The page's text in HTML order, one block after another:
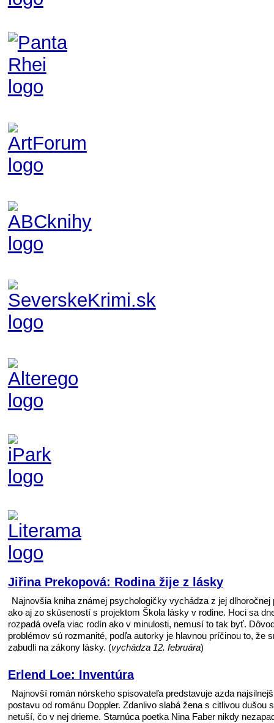
Jiřina Prekopová: Rodina žije z lásky
Najnovšia kniha známej psychologičky vychádza z jej dlhoročnej
ako aj zo skúseností s projektom Škola lásky v rodine. Hoci sa
rozpadá oveľa viac rodín ako v minulosti, nemusí to tak byť.
problémov sú rozmanité, podľa autorky je hlavnou príčinou to, že
zabudli na zákony lásky. (vychádza 12. februára)
Erlend Loe: Inventúra
Najnovší román nórskeho spisovateľa predstavuje azda
postavu od románu Doppler. Zdanlivo slabá žena s citlivou dušou
netuší, čo v nej drieme. Starnúca poetka Nina Faber nikdy